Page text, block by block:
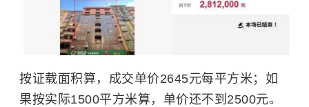
按证载面积算，成交单价2645元每平方米；如
果按实际1500平方米算，单价还不到2500元。